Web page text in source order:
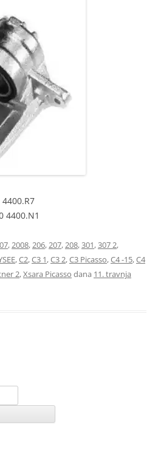
4400.N1
,2008,206,207,208,301,307 2,
,C2,C3 1,C3 2,C3 Picasso,C4 -15,C4
2,Xsara Picasso dana 11. travnja